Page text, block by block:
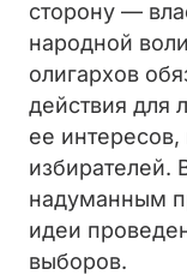
сторону —
народной
олигархов
действия для
ее
избирателей.
надуманным
идеи
выборов.